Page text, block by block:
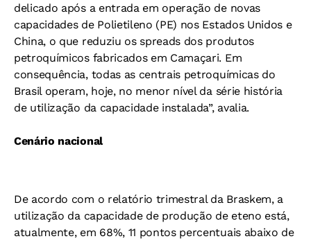
delicado após a entrada em operação de novas
capacidades de Polietileno (PE) nos Estados Unidos e
China, o que reduziu os spreads dos produtos
petroquímicos fabricados em Camaçari. Em
consequência, todas as centrais petroquímicas do
Brasil operam, hoje, no menor nível da série história
de utilização da capacidade instalada”, avalia.
Cenário nacional
De acordo com o relatório trimestral da Braskem, a
utilização da capacidade de produção de eteno está,
atualmente, em 68%, 11 pontos percentuais abaixo de